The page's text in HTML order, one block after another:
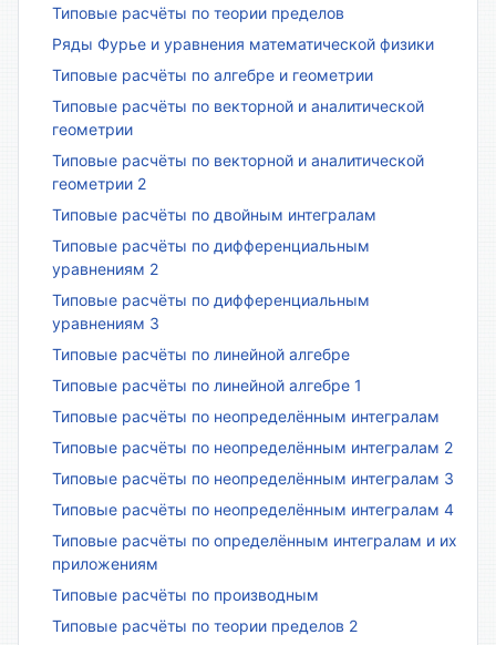
Типовые расчёты по теории пределов
Ряды Фурье и уравнения математической физики
Типовые расчёты по алгебре и геометрии
Типовые расчёты по векторной и аналитической
геометрии
Типовые расчёты по векторной и аналитической
геометрии 2
Типовые расчёты по двойным интегралам
Типовые расчёты по дифференциальным
уравнениям 2
Типовые расчёты по дифференциальным
уравнениям 3
Типовые расчёты по линейной алгебре
Типовые расчёты по линейной алгебре 1
Типовые расчёты по неопределённым интегралам
Типовые расчёты по неопределённым интегралам 2
Типовые расчёты по неопределённым интегралам 3
Типовые расчёты по неопределённым интегралам 4
Типовые расчёты по определённым интегралам и их
приложениям
Типовые расчёты по производным
Типовые расчёты по теории пределов 2